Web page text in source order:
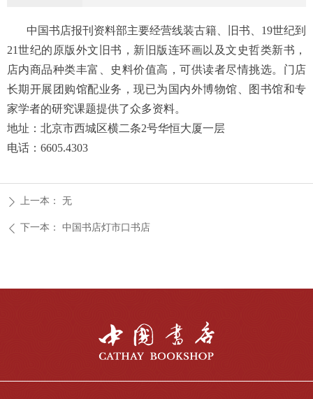
ꄴ 下一本： 中国书店灯市口书店
ꄲ 上一本： 无
中国书店报刊资料部主要经营线装古籍、旧书、19世纪到
21世纪的原版外文旧书，新旧版连环画以及文史哲类新书，
店内商品种类丰富、史料价值高，可供读者尽情挑选。门店
长期开展团购馆配业务，现已为国内外博物馆、图书馆和专
家学者的研究课题提供了众多资料。
地址：北京市西城区横二条2号华恒大厦一层
电话：6605.4303